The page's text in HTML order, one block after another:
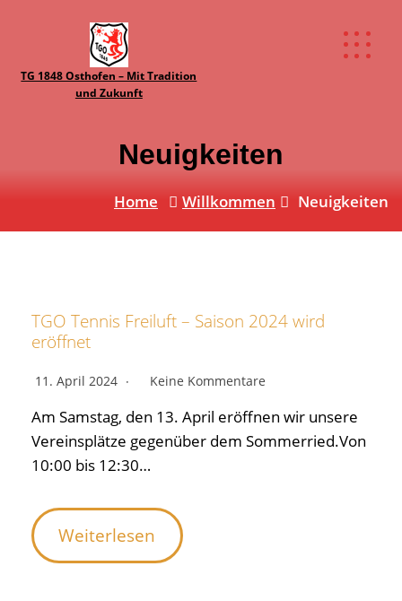
TG 1848 Osthofen – Mit Tradition
und Zukunft
Neuigkeiten
Home Willkommen Neuigkeiten
TGO Tennis Freiluft – Saison 2024 wird
eröffnet
11. April 2024 Keine Kommentare
Am Samstag, den 13. April eröffnen wir unsere
Vereinsplätze gegenüber dem Sommerried.Von
10:00 bis 12:30…
Weiterlesen